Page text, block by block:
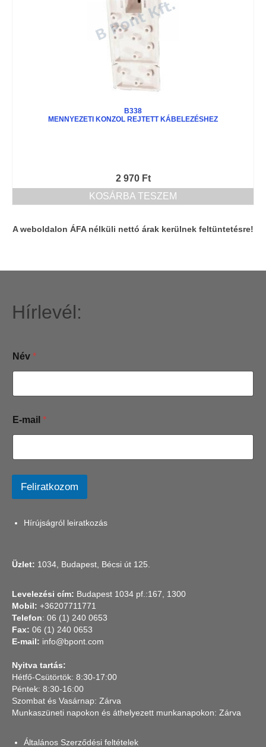
B338
MENNYEZETI KONZOL REJTETT KÁBELEZÉSHEZ
2 970 Ft
KOSÁRBA TESZEM
A weboldalon ÁFA nélküli nettó árak kerülnek feltüntetésre!
Hírlevél:
Név *
é
v
-
a
l
i
l
E-mail *
Feliratkozom
Hírújságról leiratkozás
Üzlet: 1034, Budapest, Bécsi út 125.
Levelezési cím: Budapest 1034 pf.:167, 1300
Mobil: +36207711771
Telefon: 06 (1) 240 0653
Fax: 06 (1) 240 0653
E-mail: info@bpont.com
Nyitva tartás:
Hétfő-Csütörtök: 8:30-17:00
Péntek: 8:30-16:00
Szombat és Vasárnap: Zárva
Munkaszüneti napokon és áthelyezett munkanapokon: Zárva
Általános Szerződési feltételek